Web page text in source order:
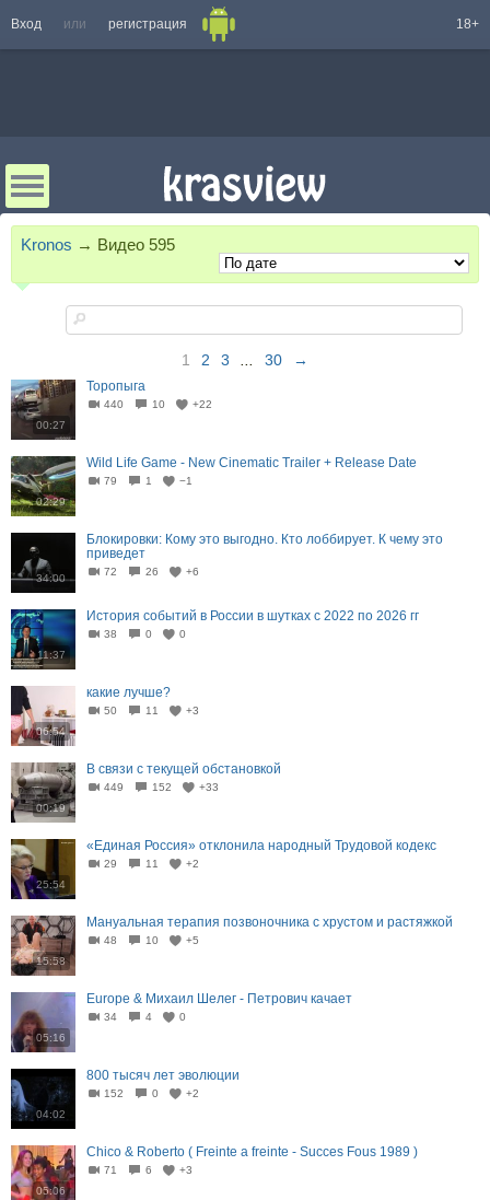
Вход или регистрация 18+
Kronos → Видео 595
1 2 3 30 →
00:27
Торопыга
440 10 +22
02:29
Wild Life Game - New Cinematic Trailer + Release Date
79 1 −1
34:00
Блокировки: Кому это выгодно. Кто лоббирует. К чему это
приведет
72 26 +6
11:37
История событий в России в шутках с 2022 по 2026 гг
38 0 0
06:54
какие лучше?
50 11 +3
00:19
В связи с текущей обстановкой
449 152 +33
25:54
«Единая Россия» отклонила народный Трудовой кодекс
29 11 +2
15:58
Мануальная терапия позвоночника с хрустом и растяжкой
48 10 +5
05:16
Europe & Михаил Шелег - Петрович качает
34 4 0
04:02
800 тысяч лет эволюции
152 0 +2
05:06
Chico & Roberto ( Freinte a freinte - Succes Fous 1989 )
71 6 +3